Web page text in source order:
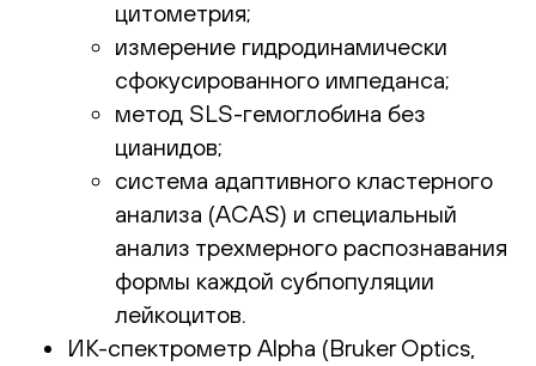
цитометрия;
измерение гидродинамически
сфокусированного импеданса;
метод SLS-гемоглобина без
цианидов;
система адаптивного кластерного
анализа (ACAS) и специальный
анализ трехмерного распознавания
формы каждой субпопуляции
лейкоцитов.
ИК-спектрометр Alpha (Bruker Optics,